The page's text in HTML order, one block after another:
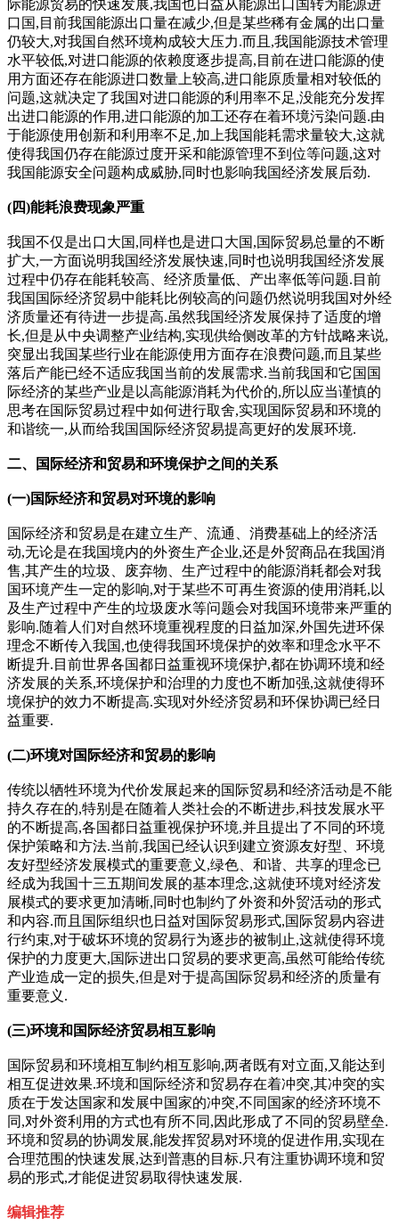
际能源贸易的快速发展,我国也日益从能源出口国转为能源进
口国,目前我国能源出口量在减少,但是某些稀有金属的出口量
仍较大,对我国自然环境构成较大压力.而且,我国能源技术管理
水平较低,对进口能源的依赖度逐步提高,目前在进口能源的使
用方面还存在能源进口数量上较高,进口能原质量相对较低的
问题,这就决定了我国对进口能源的利用率不足,没能充分发挥
出进口能源的作用,进口能源的加工还存在着环境污染问题.由
于能源使用创新和利用率不足,加上我国能耗需求量较大,这就
使得我国仍存在能源过度开采和能源管理不到位等问题,这对
我国能源安全问题构成威胁,同时也影响我国经济发展后劲.
(四)能耗浪费现象严重
我国不仅是出口大国,同样也是进口大国,国际贸易总量的不断
扩大,一方面说明我国经济发展快速,同时也说明我国经济发展
过程中仍存在能耗较高、经济质量低、产出率低等问题.目前
我国国际经济贸易中能耗比例较高的问题仍然说明我国对外经
济质量还有待进一步提高.虽然我国经济发展保持了适度的增
长,但是从中央调整产业结构,实现供给侧改革的方针战略来说,
突显出我国某些行业在能源使用方面存在浪费问题,而且某些
落后产能已经不适应我国当前的发展需求.当前我国和它国国
际经济的某些产业是以高能源消耗为代价的,所以应当谨慎的
思考在国际贸易过程中如何进行取舍,实现国际贸易和环境的
和谐统一,从而给我国国际经济贸易提高更好的发展环境.
二、国际经济和贸易和环境保护之间的关系
(一)国际经济和贸易对环境的影响
国际经济和贸易是在建立生产、流通、消费基础上的经济活
动,无论是在我国境内的外资生产企业,还是外贸商品在我国消
售,其产生的垃圾、废弃物、生产过程中的能源消耗都会对我
国环境产生一定的影响,对于某些不可再生资源的使用消耗,以
及生产过程中产生的垃圾废水等问题会对我国环境带来严重的
影响.随着人们对自然环境重视程度的日益加深,外国先进环保
理念不断传入我国,也使得我国环境保护的效率和理念水平不
断提升.目前世界各国都日益重视环境保护,都在协调环境和经
济发展的关系,环境保护和治理的力度也不断加强,这就使得环
境保护的效力不断提高.实现对外经济贸易和环保协调已经日
益重要.
(二)环境对国际经济和贸易的影响
传统以牺牲环境为代价发展起来的国际贸易和经济活动是不能
持久存在的,特别是在随着人类社会的不断进步,科技发展水平
的不断提高,各国都日益重视保护环境,并且提出了不同的环境
保护策略和方法.当前,我国已经认识到建立资源友好型、环境
友好型经济发展模式的重要意义,绿色、和谐、共享的理念已
经成为我国十三五期间发展的基本理念,这就使环境对经济发
展模式的要求更加清晰,同时也制约了外资和外贸活动的形式
和内容.而且国际组织也日益对国际贸易形式,国际贸易内容进
行约束,对于破坏环境的贸易行为逐步的被制止,这就使得环境
保护的力度更大,国际进出口贸易的要求更高,虽然可能给传统
产业造成一定的损失,但是对于提高国际贸易和经济的质量有
重要意义.
(三)环境和国际经济贸易相互影响
国际贸易和环境相互制约相互影响,两者既有对立面,又能达到
相互促进效果.环境和国际经济和贸易存在着冲突,其冲突的实
质在于发达国家和发展中国家的冲突,不同国家的经济环境不
同,对外资利用的方式也有所不同,因此形成了不同的贸易壁垒.
环境和贸易的协调发展,能发挥贸易对环境的促进作用,实现在
合理范围的快速发展,达到普惠的目标.只有注重协调环境和贸
易的形式,才能促进贸易取得快速发展.
编辑推荐